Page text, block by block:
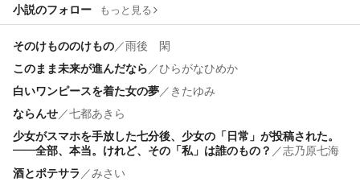
小説のフォロー もっと見る
そのけもののけもの／雨後 閑
このまま未来が進んだなら／ひらがなひめか
白いワンピースを着た女の夢／ きたゆみ
ならんせ／七都あきら
少女がスマホを手放した七分後、少女の「日常」が投稿された。
――全部、本当。けれど、その「私」は誰のもの？ ／志乃原七海
酒とポテサラ ／みさい